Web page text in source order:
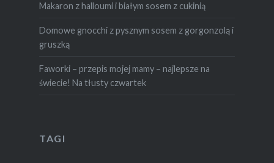
Makaron z halloumi i białym sosem z cukinią
Domowe gnocchi z pysznym sosem z gorgonzolą i
gruszką
Faworki – przepis mojej mamy – najlepsze na
świecie! Na tłusty czwartek
TAGI